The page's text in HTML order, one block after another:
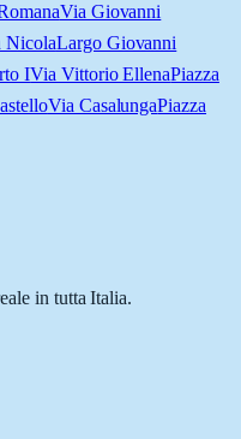
Via Giovanni
NicolaLargo Giovanni
IVia Vittorio EllenaPiazza
Via CasalungaPiazza
in tutta Italia.